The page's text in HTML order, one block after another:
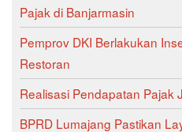
Pajak di Banjarmasin
Pemprov DKI Berlakukan
Restoran
Realisasi Pendapatan Pajak
BPRD Lumajang Pastikan